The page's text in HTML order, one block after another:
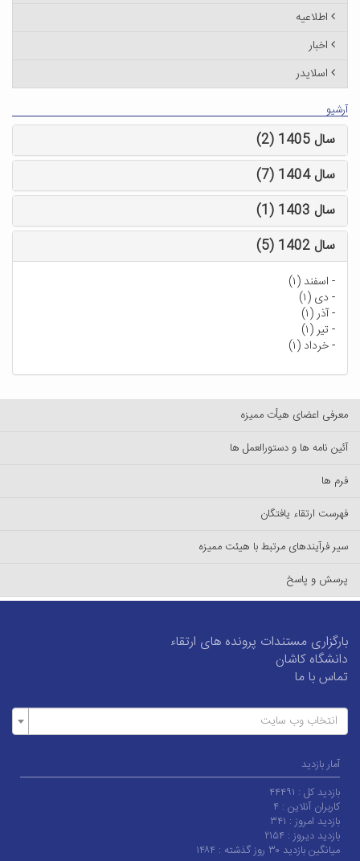
اطلاعیه
اخبار
اسلایدر
آرشیو
سال 1405 (2)
سال 1404 (7)
سال 1403 (1)
سال 1402 (5)
- اسفند (۱)
- دی (۱)
-آذر (۱)
-تیر (۱)
-خرداد (۱)
معرفی اعضای هیأت ممیزه
آئین نامه ها و دستورالعمل ها
فرم ها
فهرست ارتقاء یافتگان
سیر فرآیندهای مرتبط با هیئت ممیزه
پرسش و پاسخ
بارگزاری مستندات پرونده های ارتقاء
دانشگاه کاشان
تماس با ما
انتخاب وب سایت
آمار بازدید
بازدید کل : ۴۴۴۹۱
کاربران آنلاین : ۴
بازدید امروز : ۳۴۱
بازدید دیروز : ۲۱۵۴
میانگین بازدید ۳۰ روز گذشته :
۱۴۸۴